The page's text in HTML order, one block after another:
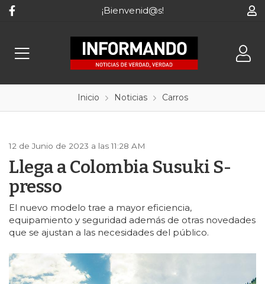
¡Bienvenid@s!
Inicio Noticias Carros
12 de Junio de 2023 a las 11:28 AM
Llega a Colombia Susuki S-
presso
El nuevo modelo trae a mayor eficiencia,
equipamiento y seguridad además de otras novedades
que se ajustan a las necesidades del público.